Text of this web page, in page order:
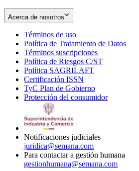
Acerca de nosotros
Términos de uso
in
new
window
Política de Tratamiento de Datos
Términos suscripciones
in
Política de Riesgos C/ST
Política SAGRILAFT
new
window
Certificación ISSN
in
new
TyC Plan de Gobierno
in
Protección del consumidorOpens
Notificaciones judiciales
juridica@semana.com
Para contactar a gestión humana
gestionhumana@semana.com